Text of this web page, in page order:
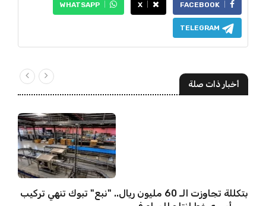
FACEBOOK
X
WHATSAPP
TELEGRAM
أخبار ذات صلة
بتكللة تجاوزت الـ 60 مليون ريال.. "نبع" تبوك تنهي تركيب